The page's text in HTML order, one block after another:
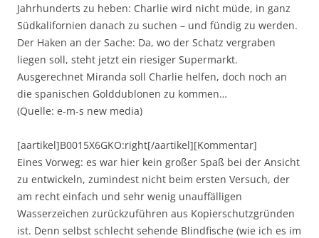
Jahrhunderts zu heben: Charlie wird nicht müde, in ganz
Südkalifornien danach zu suchen – und fündig zu werden.
Der Haken an der Sache: Da, wo der Schatz vergraben
liegen soll, steht jetzt ein riesiger Supermarkt.
Ausgerechnet Miranda soll Charlie helfen, doch noch an
die spanischen Golddublonen zu kommen…
(Quelle: e-m-s new media)
[aartikel]B0015X6GKO:right[/aartikel][Kommentar]
Eines Vorweg: es war hier kein großer Spaß bei der Ansicht
zu entwickeln, zumindest nicht beim ersten Versuch, der
am recht einfach und sehr wenig unauffälligen
Wasserzeichen zurückzuführen aus Kopierschutzgründen
ist. Denn selbst schlecht sehende Blindfische (wie ich es im